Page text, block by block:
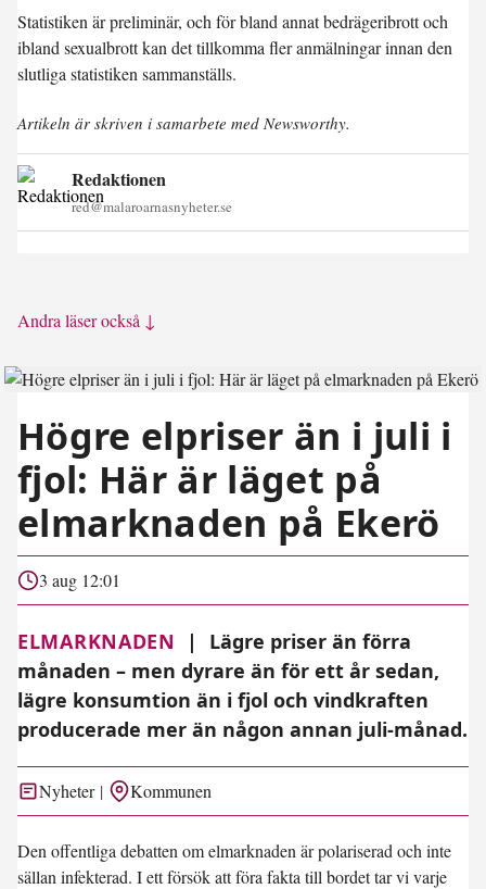
Statistiken är preliminär, och för bland annat bedrägeribrott och
ibland sexualbrott kan det tillkomma fler anmälningar innan den
slutliga statistiken sammanställs.
Artikeln är skriven i samarbete med Newsworthy.
Redaktionen
red@malaroarnasnyheter.se
Andra läser också ↓
Högre elpriser än i juli i
fjol: Här är läget på
elmarknaden på Ekerö
3 aug 12:01
ELMARKNADEN |
Lägre priser än förra
månaden – men dyrare än för ett år sedan,
lägre konsumtion än i fjol och vindkraften
producerade mer än någon annan juli-månad.
Nyheter Kommunen
Den offentliga debatten om elmarknaden är polariserad och inte
sällan infekterad. I ett försök att föra fakta till bordet tar vi varje